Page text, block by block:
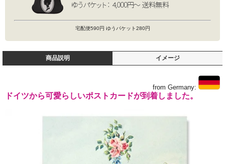
宅配便590円 ゆうパケット280円
商品説明 イメージ
from Germany:
ドイツから可愛らしいポストカードが到着しました。